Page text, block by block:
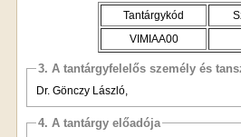
Tantárgykód
VIMIAA00
3. A tantárgyfelelős személy és
Dr. Gönczy László,
4. A tantárgy előadója